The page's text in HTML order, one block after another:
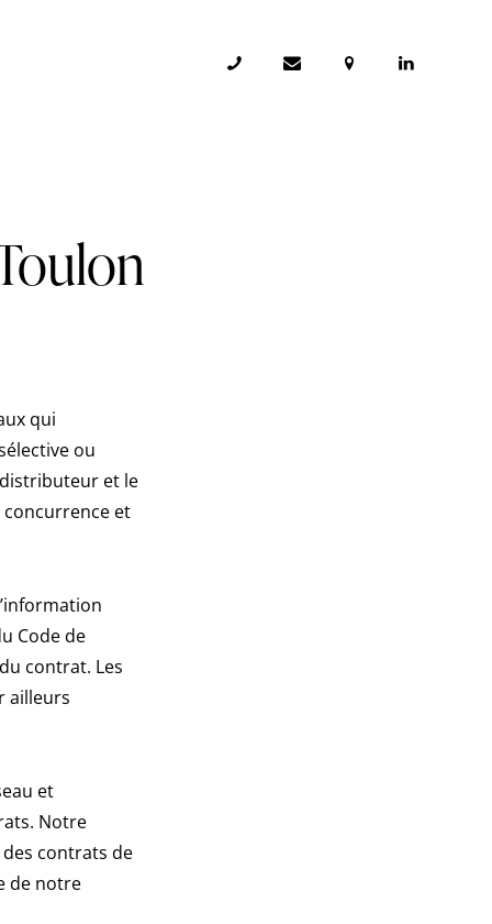
qui
ou
et le
et
Code de
contrat. Les
ailleurs
et
Notre
contrats de
de notre